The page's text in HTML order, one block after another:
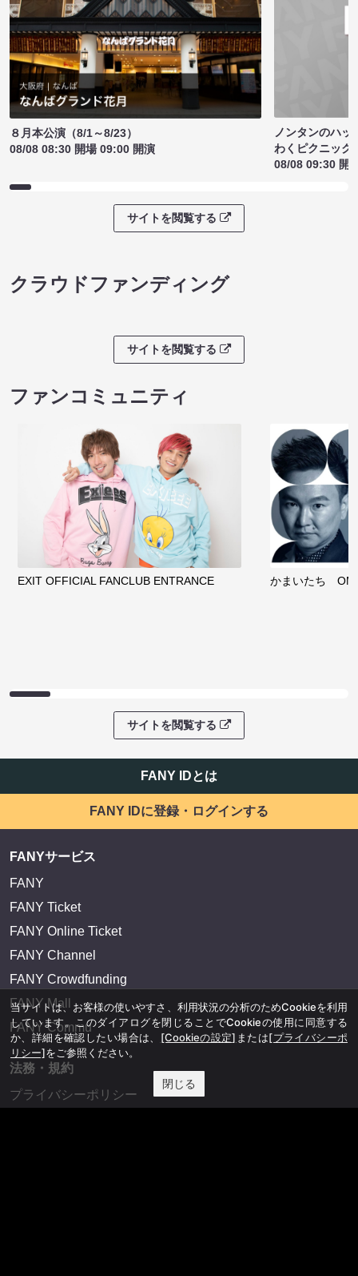
８月本公演（8/1～8/23）
08/08 08:30 開場 09:00 開演
ノンタンのハッ
わくピクニック
08/08 09:30 開
サイトを閲覧する
クラウドファンディング
サイトを閲覧する
ファンコミュニティ
EXIT OFFICIAL FANCLUB ENTRANCE かまいたち
サイトを閲覧する
FANY IDとは
FANY IDに登録・ログインする
FANYサービス
FANY
FANY Ticket
FANY Online Ticket
FANY Channel
FANY Crowdfunding
FANY Mall
FANY Commu
法務・規約
プライバシーポリシー
当サイトは、お客様の使いやすさ、利用状況の分析のためCookieを利用
しています。このダイアログを閉じることでCookieの使用に同意する
か、詳細を確認したい場合は、 [Cookieの設定] または[プライバシーポ
リシー]をご参照ください。
閉じる